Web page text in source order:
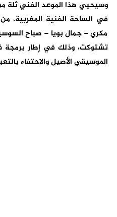
وسيحيي هذا الموعد الفني ثلة
في الساحة الفنية المغربية،
مكري – جمال بويا – صباح
تشتوكت، وذلك في إطار برمجة
الموسيقي الأصيل والاحتفاء